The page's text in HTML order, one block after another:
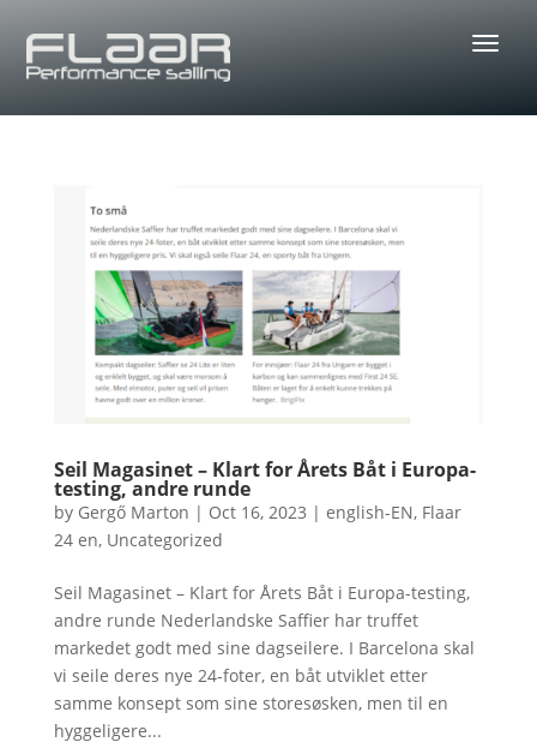
Seil Magasinet – Klart for Årets Båt i Europa-
testing, andre runde
by Gergő Marton | Oct 16, 2023 | english-EN, Flaar
24 en, Uncategorized
Seil Magasinet – Klart for Årets Båt i Europa-testing,
andre runde Nederlandske Saffier har truffet
markedet godt med sine dagseilere. I Barcelona skal
vi seile deres nye 24-foter, en båt utviklet etter
samme konsept som sine storesøsken, men til en
hyggeligere...